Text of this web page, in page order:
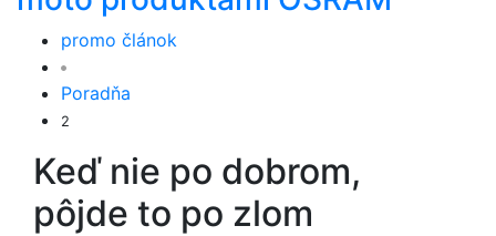
promo článok
Poradňa
2
Keď nie po dobrom,
pôjde to po zlom